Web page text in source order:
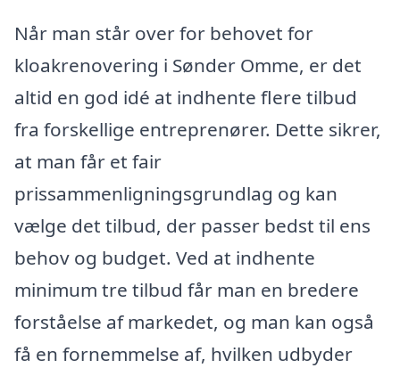
Når man står over for behovet for
kloakrenovering i Sønder Omme, er det
altid en god idé at indhente flere tilbud
fra forskellige entreprenører. Dette sikrer,
at man får et fair
prissammenligningsgrundlag og kan
vælge det tilbud, der passer bedst til ens
behov og budget. Ved at indhente
minimum tre tilbud får man en bredere
forståelse af markedet, og man kan også
få en fornemmelse af, hvilken udbyder